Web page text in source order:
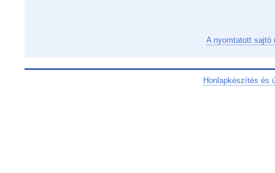
A nyomtatott sajtó
Honlapkészítés és